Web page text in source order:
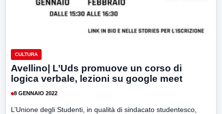
CULTURA
Avellino| L’Uds promuove un corso di
logica verbale, lezioni su google meet
8 GENNAIO 2022
L’Unione degli Studenti, in qualità di sindacato studentesco,